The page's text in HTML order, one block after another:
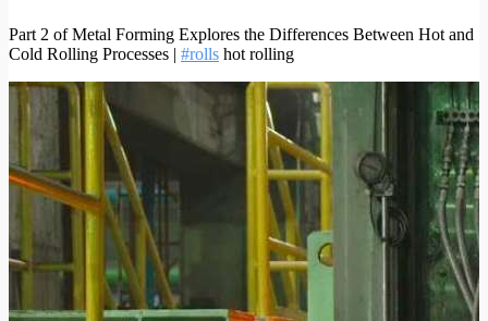
Part 2 of Metal Forming Explores the Differences Between Hot and
Cold Rolling Processes | #rolls hot rolling